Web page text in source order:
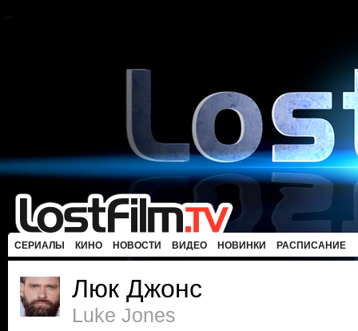
СЕРИАЛЫ КИНО НОВОСТИ ВИДЕО НОВИНКИ РАСПИСАНИЕ
Люк Джонс
Luke Jones